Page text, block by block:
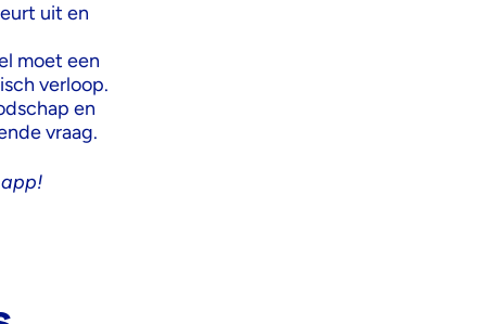
uit en
moet een
verloop.
en
vraag.